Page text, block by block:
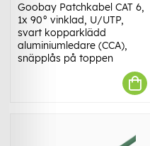
Goobay Patchkabel CAT 6,
1x 90° vinklad, U/UTP,
svart kopparklädd
aluminiumledare (CCA),
snäpplås på toppen